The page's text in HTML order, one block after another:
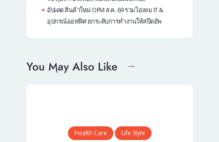
อัปเดต สินค้าใหม่ OFM ส.ค. 69 รวมไอเทม IT &
อุปกรณ์ออฟฟิศ ยกระดับการทำงานให้สปีดอัพ
You May Also Like
Health Care Life Style